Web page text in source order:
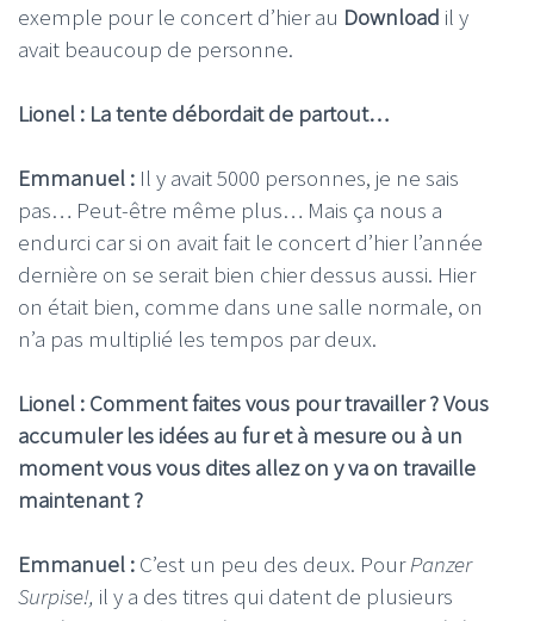
exemple pour le concert d’hier au Download il y
avait beaucoup de personne.
Lionel : La tente débordait de partout…
Emmanuel : Il y avait 5000 personnes, je ne sais
pas… Peut-être même plus… Mais ça nous a
endurci car si on avait fait le concert d’hier l’année
dernière on se serait bien chier dessus aussi. Hier
on était bien, comme dans une salle normale, on
n’a pas multiplié les tempos par deux.
Lionel : Comment faites vous pour travailler ? Vous
accumuler les idées au fur et à mesure ou à un
moment vous vous dites allez on y va on travaille
maintenant ?
Emmanuel : C’est un peu des deux. PourPanzer
Surpise!, il y a des titres qui datent de plusieurs